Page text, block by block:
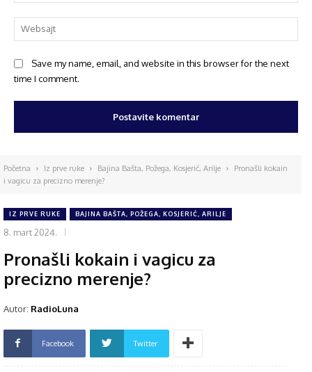
Save my name, email, and website in this browser for the next
time I comment.